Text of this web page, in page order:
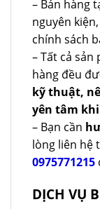
– Bán hàng
nguyên
chính sách
– Tất cả
hàng đều
kỹ thuật,
yên tâm
– Bạn cần
lòng liên hệ
0975771215
DỊCH VỤ